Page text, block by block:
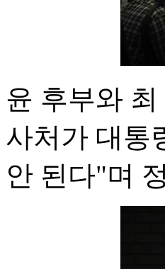
윤 후부와
사처가 대통
안 된다"며